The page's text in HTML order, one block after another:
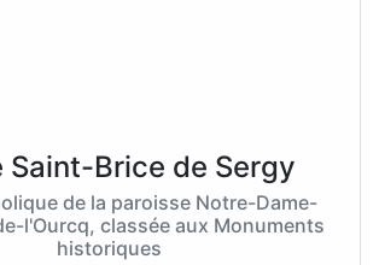
Saint-Brice de Sergy
de la paroisse Notre-Dame-
l'Ourcq, classée aux Monuments
historiques